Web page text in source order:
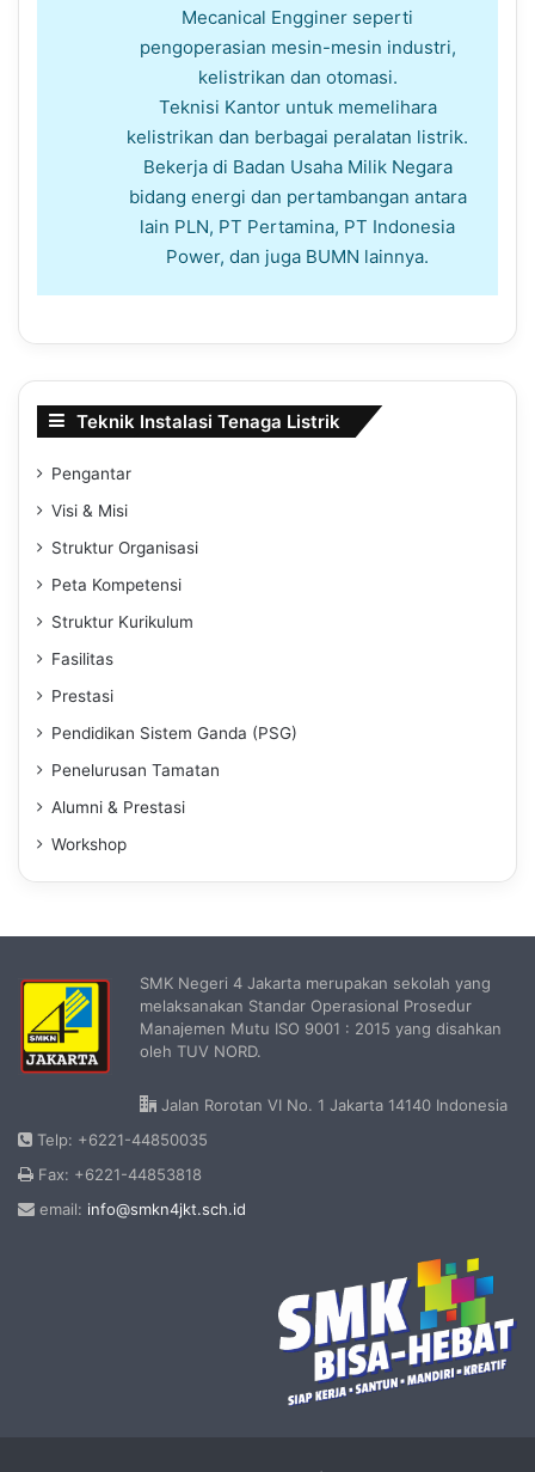
Mecanical Engginer seperti
pengoperasian mesin-mesin industri,
kelistrikan dan otomasi.
Teknisi Kantor untuk memelihara
kelistrikan dan berbagai peralatan listrik.
Bekerja di Badan Usaha Milik Negara
bidang energi dan pertambangan antara
lain PLN, PT Pertamina, PT Indonesia
Power, dan juga BUMN lainnya.
Teknik Instalasi Tenaga Listrik
Pengantar
Visi & Misi
Struktur Organisasi
Peta Kompetensi
Struktur Kurikulum
Fasilitas
Prestasi
Pendidikan Sistem Ganda (PSG)
Penelurusan Tamatan
Alumni & Prestasi
Workshop
SMK Negeri 4 Jakarta merupakan sekolah yang
melaksanakan Standar Operasional Prosedur
Manajemen Mutu ISO 9001 : 2015 yang disahkan
oleh TUV NORD.
Jalan Rorotan VI No. 1 Jakarta 14140 Indonesia
Telp: +6221-44850035
Fax: +6221-44853818
email: info@smkn4jkt.sch.id